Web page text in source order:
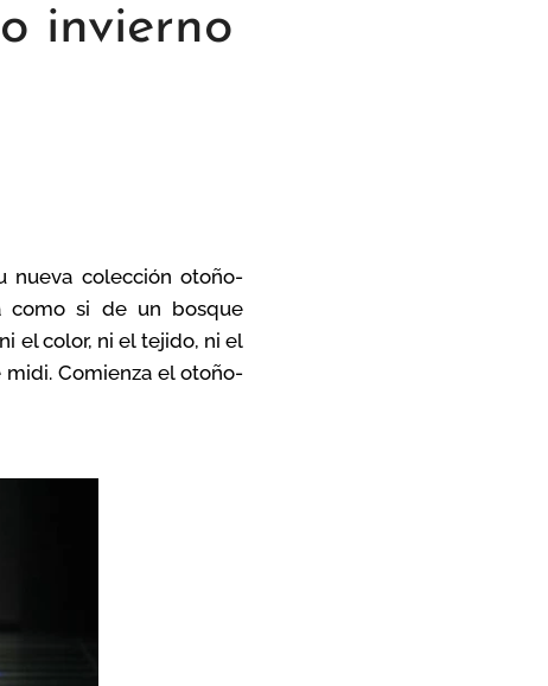
invierno
nueva colección otoño-
como si de un bosque
el color, ni el tejido, ni el
Comienza el otoño-